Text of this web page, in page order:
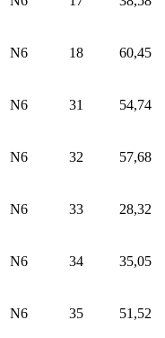
N6 18 60,45
N6 31 54,74
N6 32 57,68
N6 33 28,32
N6 34 35,05
N6 35 51,52